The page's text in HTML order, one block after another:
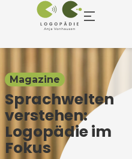
Magazine
Sprachwelten
verstehen:
Logopädie im
Fokus